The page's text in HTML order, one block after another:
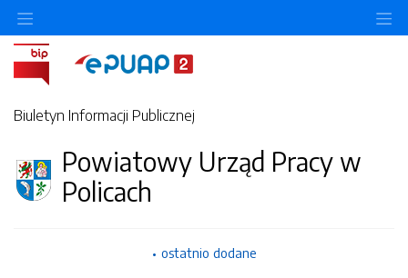
Biuletyn Informacji Publicznej
Powiatowy Urząd Pracy w
Policach
ostatnio dodane